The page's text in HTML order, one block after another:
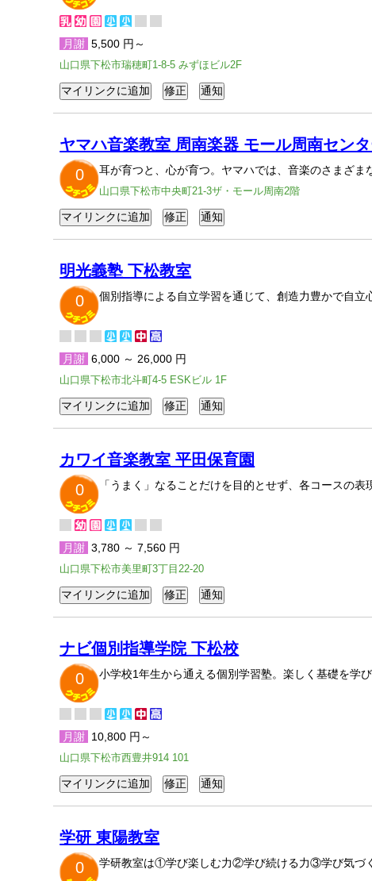
月謝 5,500 円～
山口県下松市瑞穂町1-8-5 みずほビル2F
ヤマハ音楽教室 周南楽器 モール周南セン
0
耳が育つと、心が育つ。ヤマハでは、音楽のさまざま
山口県下松市中央町21-3ザ・モール周南2階
明光義塾 下松教室
0
個別指導による自立学習を通じて、創造力豊かで自立
月謝 6,000 ～ 26,000 円
山口県下松市北斗町4-5 ESKビル 1F
カワイ音楽教室 平田保育園
0
「うまく」なることだけを目的とせず、各コースの
月謝 3,780 ～ 7,560 円
山口県下松市美里町3丁目22-20
ナビ個別指導学院 下松校
0
小学校1年生から通える個別学習塾。楽しく基礎を学
月謝 10,800 円～
山口県下松市西豊井914 101
学研 東陽教室
0
学研教室は①学び楽しむ力②学び続ける力③学び気づ